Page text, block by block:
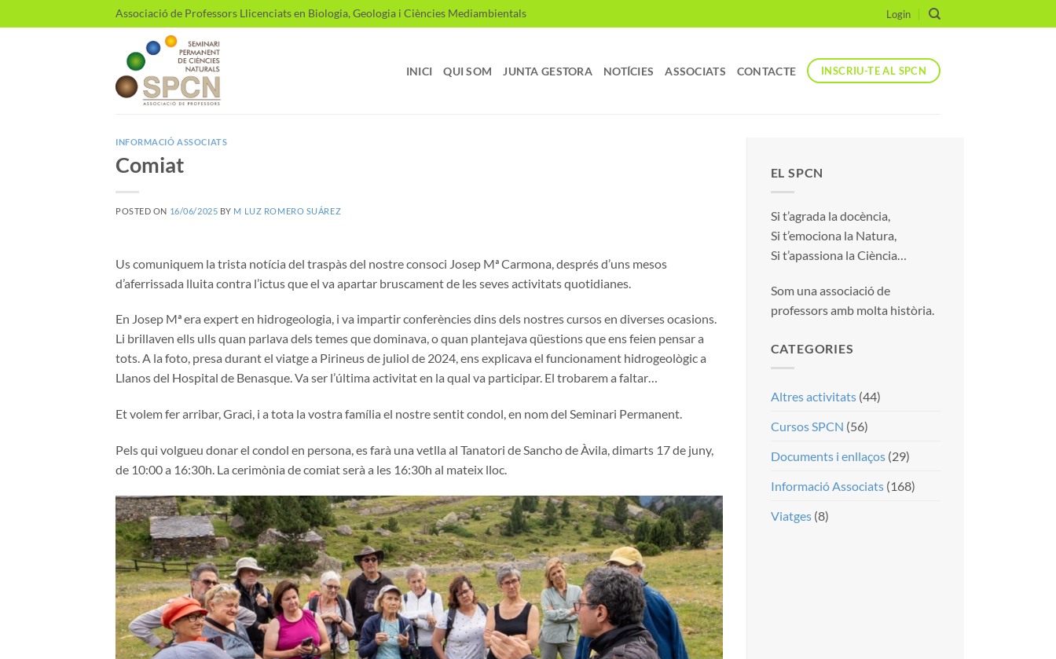
to
Associació de Professors Llicenciats en Biologia, Geologia i Ciències Mediambientals Login
INICI QUI SOM JUNTA GESTORA NOTÍCIES ASSOCIATS CONTACTE INSCRIU-TE AL SPCN
INFORMACIÓ ASSOCIATS
Comiat
POSTED ON 16/06/2025 BY M LUZ ROMERO SUÁREZ
Us comuniquem la trista notícia del traspàs del nostre consoci Josep Mª Carmona, després d’uns mesos
d’aferrissada lluita contra l’ictus que el va apartar bruscament de les seves activitats quotidianes.
En Josep Mª era expert en hidrogeologia, i va impartir conferències dins dels nostres cursos en diverses ocasions.
Li brillaven ells ulls quan parlava dels temes que dominava, o quan plantejava qüestions que ens feien pensar a
tots. A la foto, presa durant el viatge a Pirineus de juliol de 2024, ens explicava el funcionament hidrogeològic a
Llanos del Hospital de Benasque. Va ser l’última activitat en la qual va participar. El trobarem a faltar…
Et volem fer arribar, Graci, i a tota la vostra família el nostre sentit condol, en nom del Seminari Permanent.
Pels qui volgueu donar el condol en persona, es farà una vetlla al Tanatori de Sancho de Àvila, dimarts 17 de juny,
de 10:00 a 16:30h. La cerimònia de comiat serà a les 16:30h al mateix lloc.
EL SPCN
Si t’agrada la docència,
Si t’emociona la Natura,
Si t’apassiona la Ciència…
Som una associació de
professors amb molta història.
CATEGORIES
Altres activitats(44)
Cursos SPCN (56)
Documents i enllaços(29)
Informació Associats(168)
Viatges(8)